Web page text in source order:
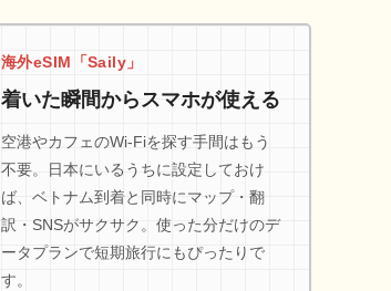
海外eSIM「Saily」
着いた瞬間からスマホが使える
空港やカフェのWi-Fiを探す手間はもう
不要。日本にいるうちに設定しておけ
ば、ベトナム到着と同時にマップ・翻
訳・SNSがサクサク。使った分だけのデ
ータプランで短期旅行にもぴったりで
す。